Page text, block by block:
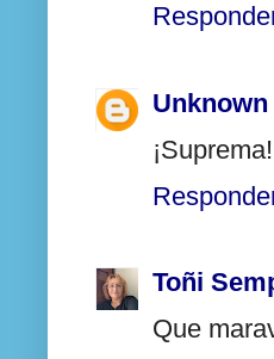
Unknown
Toñi
Que